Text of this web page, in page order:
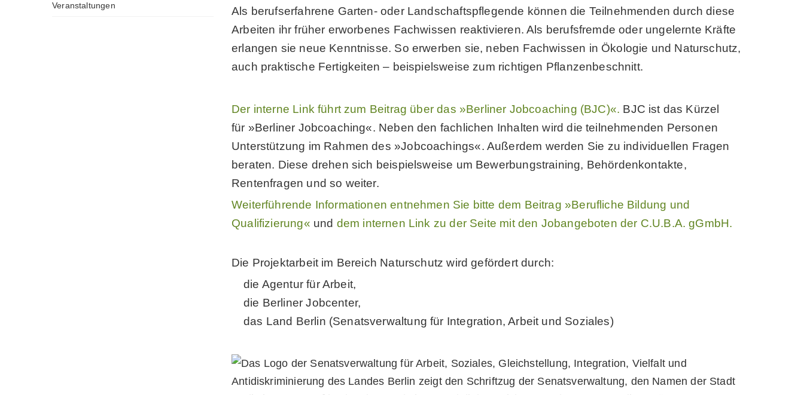
Als berufserfahrene Garten- oder Landschaftspflegende können die Teilnehmenden durch diese
Arbeiten ihr früher erworbenes Fachwissen reaktivieren. Als berufsfremde oder ungelernte Kräfte
erlangen sie neue Kenntnisse. So erwerben sie, neben Fachwissen in Ökologie und Naturschutz,
auch praktische Fertigkeiten – beispielsweise zum richtigen Pflanzenbeschnitt.
Der interne Link führt zum Beitrag über das »Berliner Jobcoaching (BJC)«. BJC ist das Kürzel
für »Berliner Jobcoaching«. Neben den fachlichen Inhalten wird die teilnehmenden Personen
Unterstützung im Rahmen des »Jobcoachings«. Außerdem werden Sie zu individuellen Fragen
beraten. Diese drehen sich beispielsweise um Bewerbungstraining, Behördenkontakte,
Rentenfragen und so weiter.
Weiterführende Informationen entnehmen Sie bitte dem Beitrag »Berufliche Bildung und
Qualifizierung« und dem internen Link zu der Seite mit den Jobangeboten der C.U.B.A. gGmbH.
Die Projektarbeit im Bereich Naturschutz wird gefördert durch:
die Agentur für Arbeit,
die Berliner Jobcenter,
das Land Berlin (Senatsverwaltung für Integration, Arbeit und Soziales)
Veranstaltungen